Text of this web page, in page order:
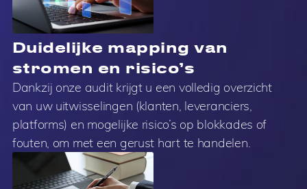
Duidelijke mapping van
stromen en risico’s
Dankzij onze audit krijgt u een volledig overzicht
van uw uitwisselingen (klanten, leveranciers,
platforms) en mogelijke risico’s op blokkades of
fouten, om met een gerust hart te handelen.